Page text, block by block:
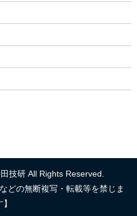
技研 All Rights Reserved.
どの無断複写・転載等を禁じま